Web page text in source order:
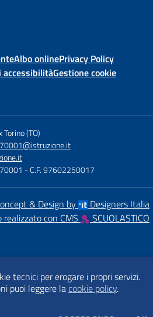
Albo onlinePrivacy Policy
accessibilitàGestione cookie
Torino (TO)
- C.F. 97602250017
& Design by
Designers Italia
realizzato con CMS
SCUOLASTICO
tecnici per erogare i propri servizi.
puoi leggere la cookie policy.